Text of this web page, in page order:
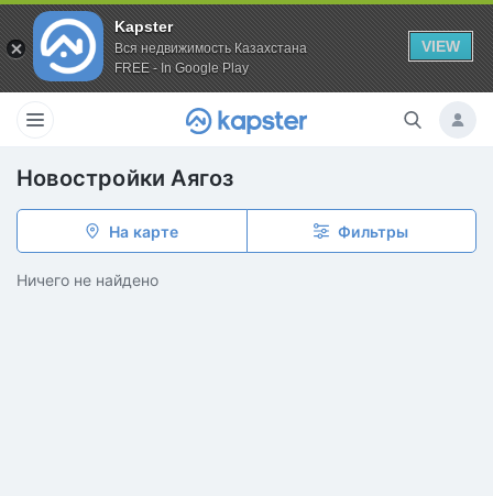
Kapster
Вся недвижимость Казахстана
FREE - In Google Play
VIEW
Новостройки Аягоз
На карте Фильтры
Ничего не найдено